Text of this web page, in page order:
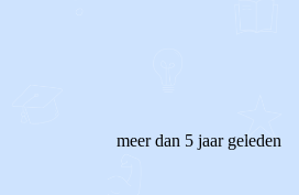
meer dan 5 jaar geleden